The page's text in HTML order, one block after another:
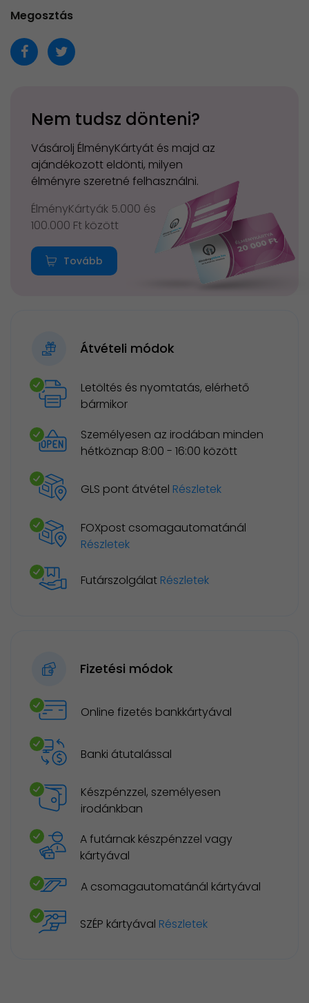
Megosztás
Nem tudsz dönteni?
Vásárolj ÉlményKártyát és majd az
ajándékozott eldönti, milyen
élményre szeretné felhasználni.
ÉlményKártyák 5.000 és
100.000 Ft között
Tovább
Átvételi módok
Letöltés és nyomtatás, elérhető
bármikor
Személyesen az irodában minden
hétköznap 8:00 - 16:00 között
GLS pont átvétel Részletek
FOXpost csomagautomatánál
Részletek
Futárszolgálat Részletek
Fizetési módok
Online fizetés bankkártyával
Banki átutalással
Készpénzzel, személyesen
irodánkban
A futárnak készpénzzel vagy
kártyával
A csomagautomatánál kártyával
SZÉP kártyával Részletek